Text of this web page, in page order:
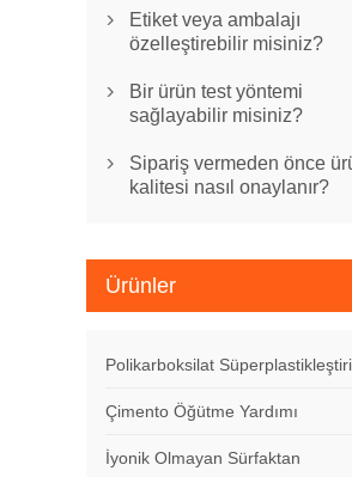

Etiket veya ambalajı
özelleştirebilir misiniz?

Bir ürün test yöntemi
sağlayabilir misiniz?

Sipariş vermeden önce
kalitesi nasıl onaylanır?
Ürünler
Polikarboksilat
Çimento Öğütme Yardımı
İyonik Olmayan Sürfaktan